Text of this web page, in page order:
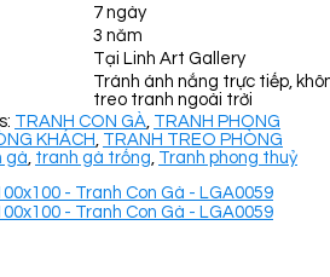
7 ngày
3 năm
Tại Linh Art Gallery
Tránh ánh nắng trực tiếp,
treo tranh ngoài trời
TRANH CON GÀ TRANH PHONG
KHÁCH TRANH TREO PHÒNG
gà tranh gà trống Tranh phong thuỷ